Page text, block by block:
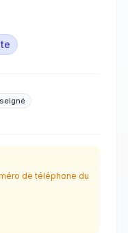
de téléphone du